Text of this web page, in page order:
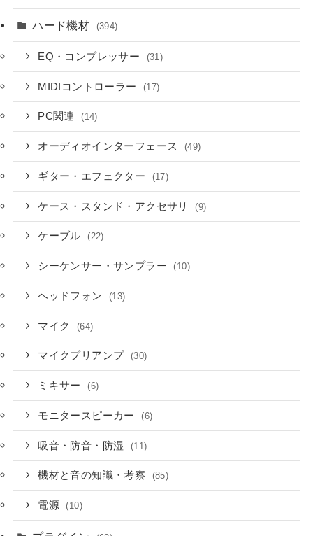
ハード機材 (394)
EQ・コンプレッサー (31)
MIDIコントローラー (17)
PC関連 (14)
オーディオインターフェース (49)
ギター・エフェクター (17)
ケース・スタンド・アクセサリ (9)
ケーブル (22)
シーケンサー・サンプラー (10)
ヘッドフォン (13)
マイク (64)
マイクプリアンプ (30)
ミキサー (6)
モニタースピーカー (6)
吸音・防音・防湿 (11)
機材と音の知識・考察 (85)
電源 (10)